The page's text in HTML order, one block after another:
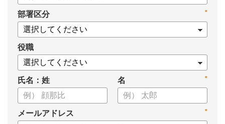
を「第二次創業期」と位置づける同社の人事を統括する、執行役
員 CHRO 管理本部長 植村弘子様に「カオナビ」の導入の経緯
から、現在の活用方法と効果を伺いました。
*
部署区分
役職
氏名：姓 *
名
*
メールアドレス